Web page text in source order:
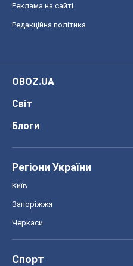
Реклама на сайті
Редакційна політика
OBOZ.UA
Світ
Блоги
Регіони України
Київ
Запоріжжя
Черкаси
Спорт